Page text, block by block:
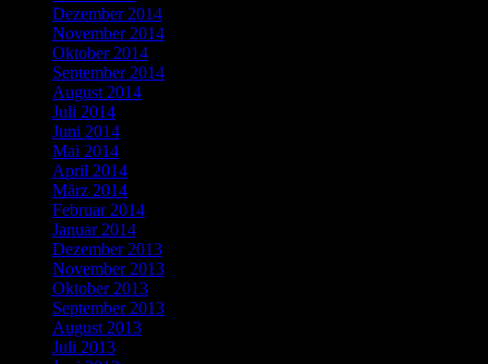
Dezember 2014
November 2014
Oktober 2014
September 2014
August 2014
Juli 2014
Juni 2014
Mai 2014
April 2014
März 2014
Februar 2014
Januar 2014
Dezember 2013
November 2013
Oktober 2013
September 2013
August 2013
Juli 2013